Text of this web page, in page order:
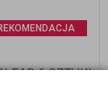
6 SZTUKI